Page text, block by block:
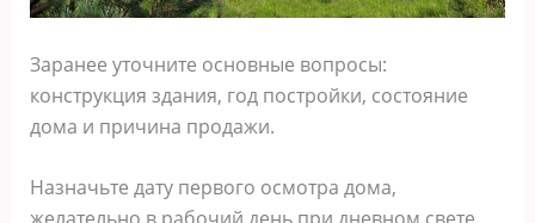
Заранее уточните основные вопросы:
конструкция здания, год постройки, состояние
дома и причина продажи.
Назначьте дату первого осмотра дома,